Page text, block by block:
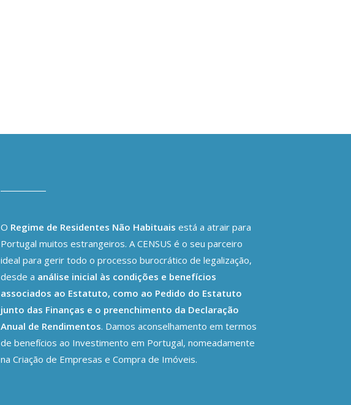
O Regime de Residentes Não Habituais está a atrair para
Portugal muitos estrangeiros. A CENSUS é o seu parceiro
ideal para gerir todo o processo burocrático de legalização,
desde a análise inicial às condições e benefícios
associados ao Estatuto, como ao Pedido do Estatuto
junto das Finanças e o preenchimento da Declaração
Anual de Rendimentos. Damos aconselhamento em termos
de benefícios ao Investimento em Portugal, nomeadamente
na Criação de Empresas e Compra de Imóveis.